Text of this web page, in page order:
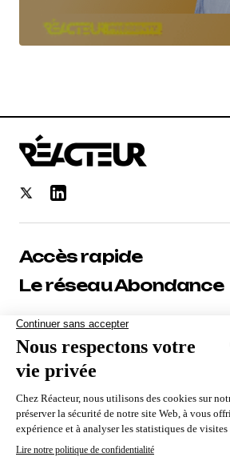
Accès rapide
Le réseau Abondance
Bénéficiez de -10% sur
abonnements
Recevoir le code
Nous utilisons des cookies pour vous
expérience sur notre site. Si vous
dernier, nous considérerons que vous